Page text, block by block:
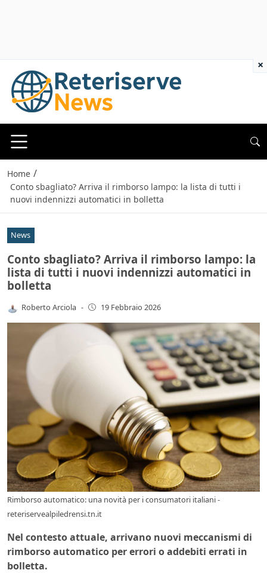
Home /
Conto sbagliato? Arriva il rimborso lampo: la lista di tutti i
nuovi indennizzi automatici in bolletta
News
Conto sbagliato? Arriva il rimborso lampo: la
lista di tutti i nuovi indennizzi automatici in
bolletta
Roberto Arciola - 19 Febbraio 2026
Rimborso automatico: una novità per i consumatori italiani -
reteriservealpiledrensi.tn.it
Nel contesto attuale, arrivano nuovi meccanismi di
rimborso automatico per errori o addebiti errati in
bolletta.
×